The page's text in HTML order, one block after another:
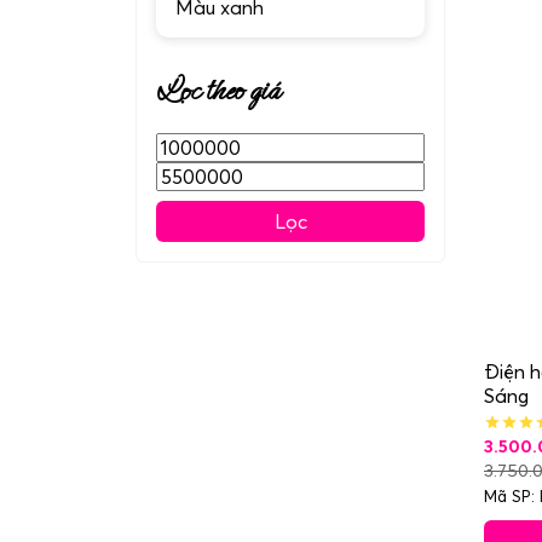
Điện
Sáng
Mã SP:
Màu xanh
Lọc theo giá
Giá
thấp
nhất
Giá
cao
nhất
Lọc